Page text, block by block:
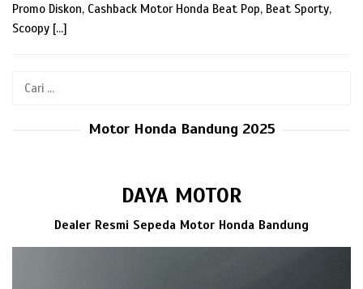
Promo Diskon, Cashback Motor Honda Beat Pop, Beat Sporty,
Scoopy […]
Cari
Motor Honda Bandung 2025
DAYA MOTOR
Dealer Resmi Sepeda Motor Honda Bandung